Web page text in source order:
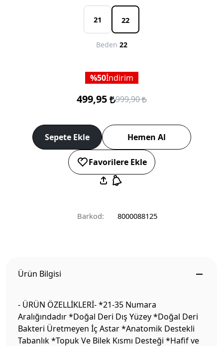
21 22
Beden 22
50İndirim
499,95 999,90
Sepete Ekle Hemen Al
Favorilere Ekle
Barkod: 8000088125
Ürün Bilgisi
- ÜRÜN ÖZELLİKLERİ- *21-35 Numara
Aralığındadır *Doğal Deri Dış Yüzey *Doğal Deri
Bakteri Üretmeyen İç Astar *Anatomik Destekli
Tabanlık *Topuk Ve Bilek Kısmı Desteği *Hafif ve